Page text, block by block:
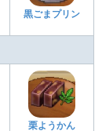
黒ごまプリン
栗ようかん